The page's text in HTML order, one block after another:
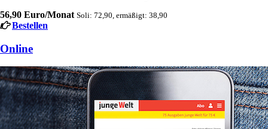
56,90 Euro/Monat Soli: 72,90, ermäßigt: 38,90
Bestellen
Online